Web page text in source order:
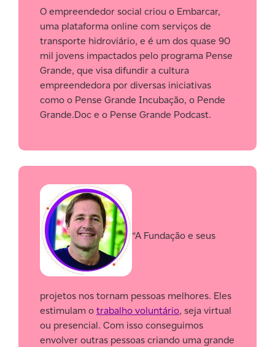
O empreendedor social criou o Embarcar,
uma plataforma online com serviços de
transporte hidroviário, e é um dos quase 90
mil jovens impactados pelo programa Pense
Grande, que visa difundir a cultura
empreendedora por diversas iniciativas
como o Pense Grande Incubação, o Pende
Grande.Doc e o Pense Grande Podcast.
“A Fundação e seus
projetos nos tornam pessoas melhores. Eles
estimulam otrabalho voluntário, seja virtual
ou presencial. Com isso conseguimos
envolver outras pessoas criando uma grande